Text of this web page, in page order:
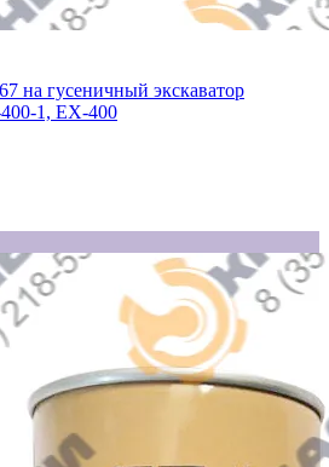
на гусеничный экскаватор
1, EX-400